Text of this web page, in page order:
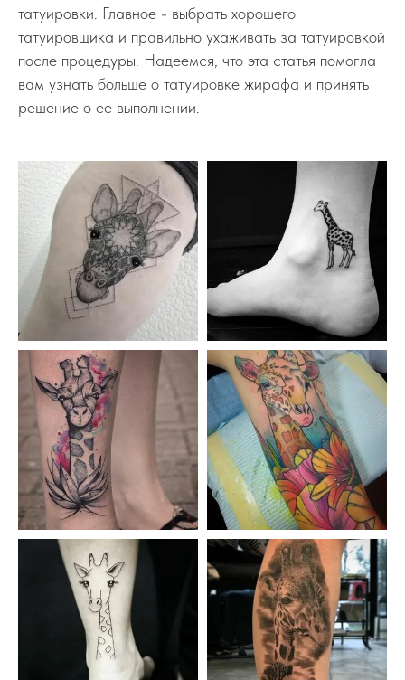
татуировки. Главное - выбрать хорошего
татуировщика и правильно ухаживать за татуировкой
после процедуры. Надеемся, что эта статья помогла
вам узнать больше о татуировке жирафа и принять
решение о ее выполнении.